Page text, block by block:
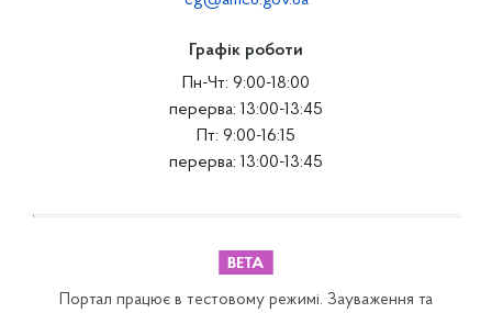
Графік роботи
Пн-Чт: 9:00-18:00
перерва: 13:00-13:45
Пт: 9:00-16:15
перерва: 13:00-13:45
Портал працює в тестовому режимі. Зауваження та